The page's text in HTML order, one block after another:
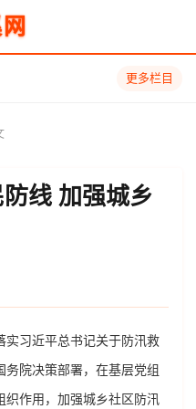
更多栏目
线 加强城乡
实习近平总书记关于防汛救
务院决策部署，在基层党组
织作用，加强城乡社区防汛